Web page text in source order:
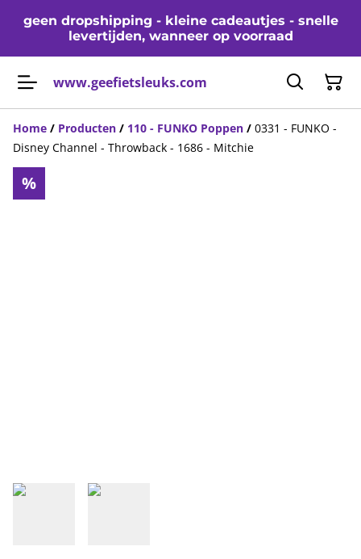
geen dropshipping - kleine cadeautjes - snelle
levertijden, wanneer op voorraad
www.geefietsleuks.com
Home / Producten / 110 - FUNKO Poppen / 0331 - FUNKO -
Disney Channel - Throwback - 1686 - Mitchie
%